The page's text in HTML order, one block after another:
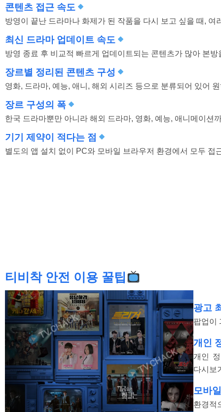
콘텐츠 접근 속도
방영이 끝난 드라마나 화제가 된 작품을 다시 보고 싶을 때,
최신 드라마 업데이트 속도
방영 종료 후 비교적 빠르게 업데이트되는 콘텐츠가 많아 본
장르별 정리된 콘텐츠 구성
영화, 드라마, 예능, 애니, 해외 시리즈 등으로 분류되어 있어
장르 구성의 폭
한국 드라마뿐만 아니라 해외 드라마, 영화, 예능, 애니메이
기기 제약이 적다는 점
별도의 앱 설치 없이 PC와 모바일 브라우저 환경에서 모두
티비착 안전 이용 꿀팁
광고
팝업이
개인
개인
다시보
모바
환경적